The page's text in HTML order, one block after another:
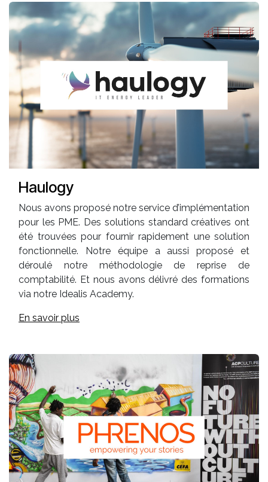
Haulogy
Nous avons proposé notre service d’implémentation
pour les PME. Des solutions standard créatives ont
été trouvées pour fournir rapidement une solution
fonctionnelle. Notre équipe a aussi proposé et
déroulé notre méthodologie de reprise de
comptabilité. Et nous avons délivré des formations
via notre Idealis Academy.
En savoir plus